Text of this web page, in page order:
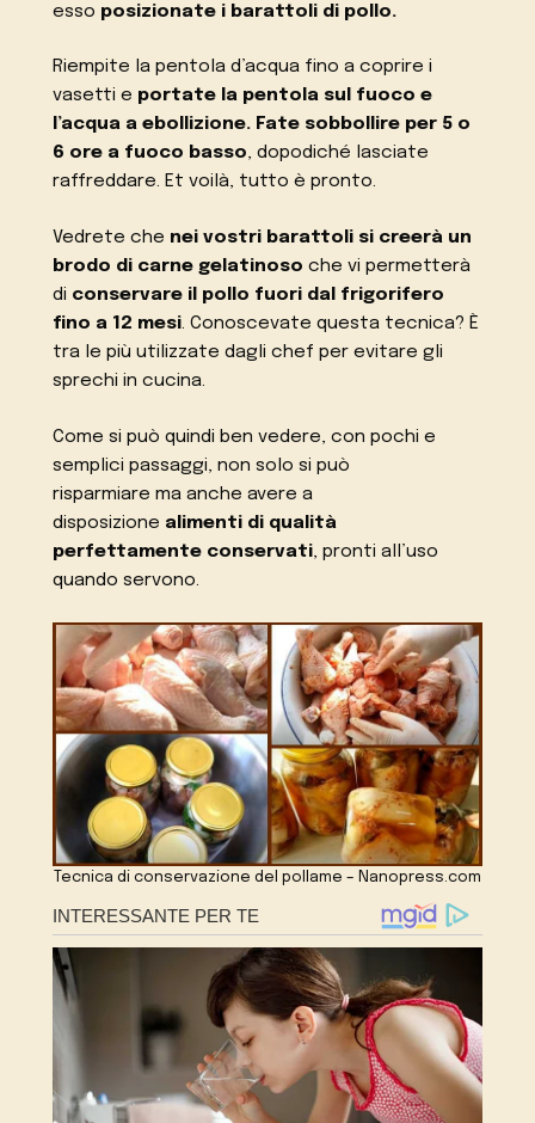
esso posizionate i barattoli di pollo.
Riempite la pentola d’acqua fino a coprire i
vasetti e portate la pentola sul fuoco e
l’acqua a ebollizione. Fate sobbollire per 5 o
6 ore a fuoco basso, dopodiché lasciate
raffreddare. Et voilà, tutto è pronto.
Vedrete che nei vostri barattoli si creerà un
brodo di carne gelatinoso che vi permetterà
di conservare il pollo fuori dal frigorifero
fino a 12 mesi. Conoscevate questa tecnica? È
tra le più utilizzate dagli chef per evitare gli
sprechi in cucina.
Come si può quindi ben vedere, con pochi e
semplici passaggi, non solo si può
risparmiare ma anche avere a
disposizione alimenti di qualità
perfettamente conservati, pronti all’uso
quando servono.
Tecnica di conservazione del pollame – Nanopress.com